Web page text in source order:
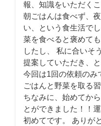
報、知識をいただく
朝ごはんは食べず、
い、という食生活で
菜を食べると褒めて
したし、 私に合いそ
提案していただき、
今回は1回の依頼のみ
ごはんと野菜を取る
ちなみに、始めてか
とができました！！
初めてです。 ありが